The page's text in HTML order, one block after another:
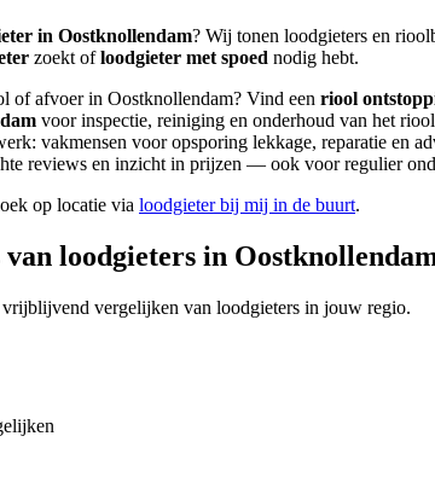
in Oostknollendam? Wij tonen loodgieters en
zoekt ofloodgieter met spoed nodig hebt.
of afvoer in Oostknollendam? Vind een riool
voor inspectie, reiniging en onderhoud van het
vakmensen voor opsporing lekkage, reparatie en
reviews en inzicht in prijzen — ook voor regulier
op locatie via loodgieter bij mij in de buurt.
loodgieters in
vergelijken van loodgieters in jouw regio.